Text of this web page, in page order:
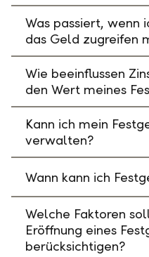
Was passiert, wenn
das Geld zugreifen
Wie beeinflussen
den Wert meines
Kann ich mein
verwalten?
Wann kann ich
Welche Faktoren
Eröffnung eines
berücksichtigen?